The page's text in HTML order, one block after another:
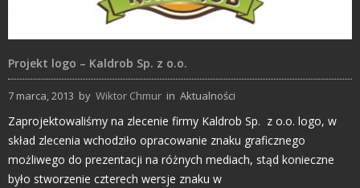
Projekt logo – Kaldrob Sp. z o.o.
7 marca, 2013 by Wiktor Chmur in Aktualności
Zaprojektowaliśmy na zlecenie firmy Kaldrob Sp. z o.o. logo, w
skład zlecenia wchodziło opracowanie znaku graficznego
możliwego do prezentacji na różnych mediach, stąd konieczne
było stworzenie czterech wersje znaku w